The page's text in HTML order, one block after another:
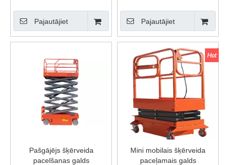
Pajautājiet Pajautājiet
Pašgājējs šķērveida
pacelšanas galds
Mini mobilais šķērveida
paceļamais galds